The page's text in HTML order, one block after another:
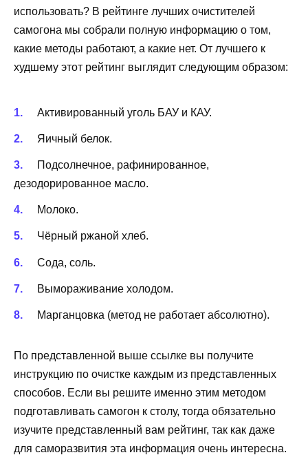
использовать? В рейтинге лучших очистителей
самогона мы собрали полную информацию о том,
какие методы работают, а какие нет. От лучшего к
худшему этот рейтинг выглядит следующим образом:
Активированный уголь БАУ и КАУ.
Яичный белок.
Подсолнечное, рафинированное,
дезодорированное масло.
Молоко.
Чёрный ржаной хлеб.
Сода, соль.
Вымораживание холодом.
Марганцовка (метод не работает абсолютно).
По представленной выше ссылке вы получите
инструкцию по очистке каждым из представленных
способов. Если вы решите именно этим методом
подготавливать самогон к столу, тогда обязательно
изучите представленный вам рейтинг, так как даже
для саморазвития эта информация очень интересна.